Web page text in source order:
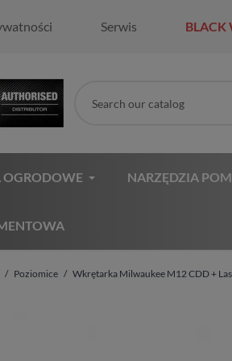
Serwis BLACK
OGRODOWE NARZĘDZIA
Poziomice Wkrętarka Milwaukee M12 CDD +